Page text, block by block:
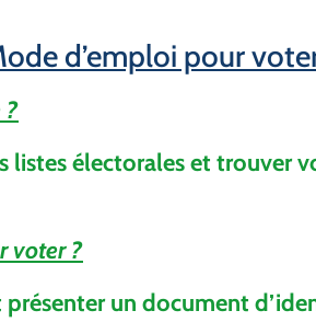
d’emploi pour
?
listes électorales et trouver
voter ?
un document